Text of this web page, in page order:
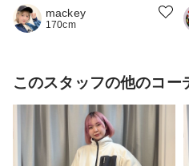
mackey
170cm
このスタッフの他のコー